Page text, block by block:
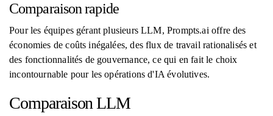
Comparaison rapide
Pour les équipes gérant plusieurs LLM, Prompts.ai offre des
économies de coûts inégalées, des flux de travail rationalisés et
des fonctionnalités de gouvernance, ce qui en fait le choix
incontournable pour les opérations d'IA évolutives.
Comparaison LLM